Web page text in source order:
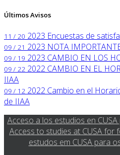
Últimos Avisos
11 / 20 2023 Encuestas de
09 / 21 2023 NOTA
09 / 19 2023 CAMBIO EN LOS
09 / 22 2022 CAMBIO EN EL
IIAA
09 / 12 2022 Cambio en el
de IIAA
Acceso a los estudios en
Access to studies at CUSA for
estudos em CUSA para